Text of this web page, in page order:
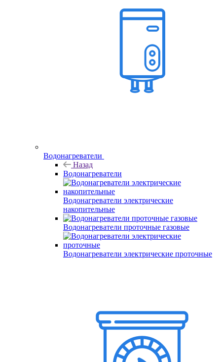
Водонагреватели
Назад
Водонагреватели
Водонагреватели электрические
накопительные
Водонагреватели проточные газовые
Водонагреватели электрические проточные